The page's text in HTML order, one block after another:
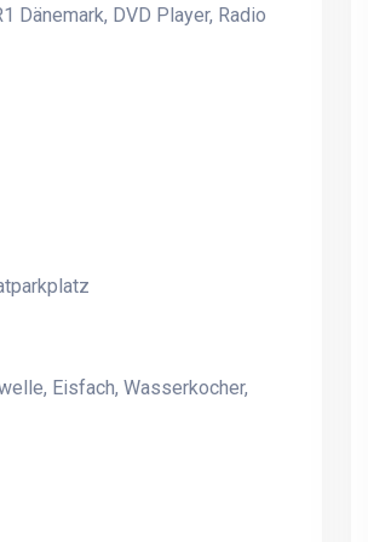
Dänemark, DVD Player, Radio
Eisfach, Wasserkocher,
BILLARD *